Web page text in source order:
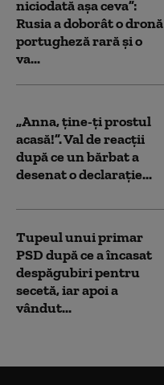
niciodată așa ceva”:
Rusia a doborât o dronă
portugheză rară și o
va...
„Anna, ţine-ţi prostul
acasă!”. Val de reacții
după ce un bărbat a
desenat o declarație...
Tupeul unui primar
PSD după ce a încasat
despăgubiri pentru
secetă, iar apoi a
vândut...